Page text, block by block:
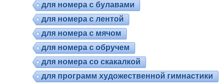
для номера с булавами
для номера с лентой
для номера с мячом
для номера с обручем
для номера со скакалкой
для программ художественной гимнастики